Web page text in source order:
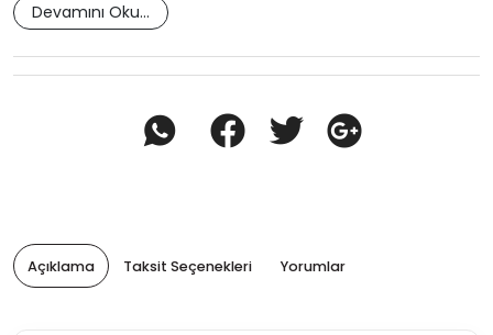
Devamını Oku...
Açıklama Taksit Seçenekleri Yorumlar